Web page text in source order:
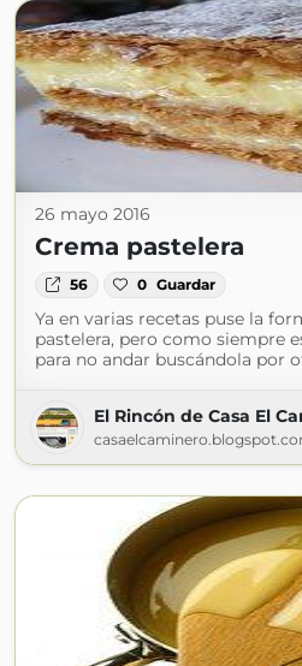
26 mayo 2016
Crema pastelera
56 0 Guardar
Ya en varias recetas puse la
pastelera, pero como siempre
para no andar buscándola por
El Rincón de Casa El